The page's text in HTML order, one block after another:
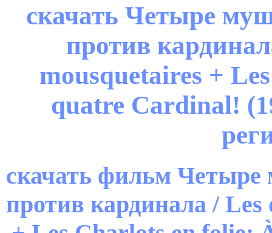
скачать Четыре
против
mousquetaires +
quatre Cardinal!
скачать фильм
против кардинала /